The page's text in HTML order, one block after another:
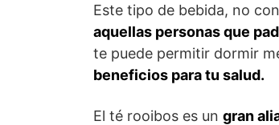
Este tipo de bebida, no
aquellas personas que
te puede permitir dormir
beneficios para tu salud.
El té rooibos es un gran